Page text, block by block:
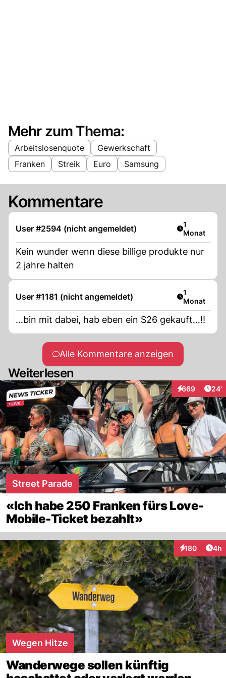
Mehr zum Thema:
Arbeitslosenquote
Gewerkschaft
Franken
Streik Euro Samsung
Kommentare
User #2594 (nicht angemeldet) Artikel
1
Monat
Kein wunder wenn diese billige produkte nur
2 jahre halten
User #1181 (nicht angemeldet) Artikel
1
Monat
…bin mit dabei, hab eben ein S26 gekauft…!!
Alle Kommentare anzeigen
Weiterlesen
669
Interaktionen
24'
Street Parade
«Ich habe 250 Franken fürs Love-
Mobile-Ticket bezahlt»
180
Interaktionen
4h
Wegen Hitze
Wanderwege sollen künftig